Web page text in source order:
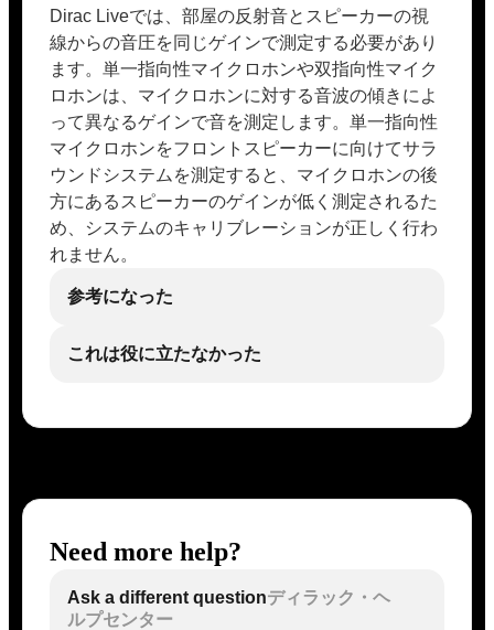
Dirac Liveでは、部屋の反射音とスピーカーの視
線からの音圧を同じゲインで測定する必要があり
ます。単一指向性マイクロホンや双指向性マイク
ロホンは、マイクロホンに対する音波の傾きによ
って異なるゲインで音を測定します。単一指向性
マイクロホンをフロントスピーカーに向けてサラ
ウンドシステムを測定すると、マイクロホンの後
方にあるスピーカーのゲインが低く測定されるた
め、システムのキャリブレーションが正しく行わ
れません。
参考になった
これは役に立たなかった
Need more help?
Ask a different questionディラック・ヘ
ルプセンター